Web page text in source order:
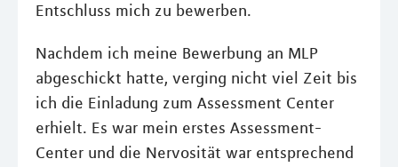
Entschluss mich zu bewerben.
Nachdem ich meine Bewerbung an MLP
abgeschickt hatte, verging nicht viel Zeit bis
ich die Einladung zum Assessment Center
erhielt. Es war mein erstes Assessment-
Center und die Nervosität war entsprechend